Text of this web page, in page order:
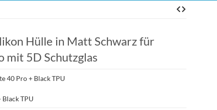
Hülle in Matt Schwarz für
mit 5D Schutzglas
40 Pro + Black TPU
TPU